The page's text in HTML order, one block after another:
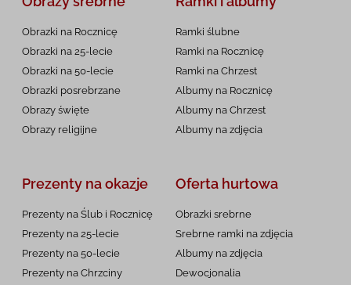
Obrazki na Rocznicę
Obrazki na 25-lecie
Obrazki na 50-lecie
Obrazki posrebrzane
Obrazy święte
Obrazy religijne
Ramki ślubne
Ramki na Rocznicę
Ramki na Chrzest
Albumy na Rocznicę
Albumy na Chrzest
Albumy na zdjęcia
Prezenty na okazje
Prezenty na Ślub i Rocznicę
Prezenty na 25-lecie
Prezenty na 50-lecie
Prezenty na Chrzciny
Oferta hurtowa
Obrazki srebrne
Srebrne ramki na zdjęcia
Albumy na zdjęcia
Dewocjonalia